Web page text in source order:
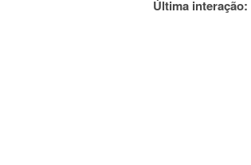
Última interação: